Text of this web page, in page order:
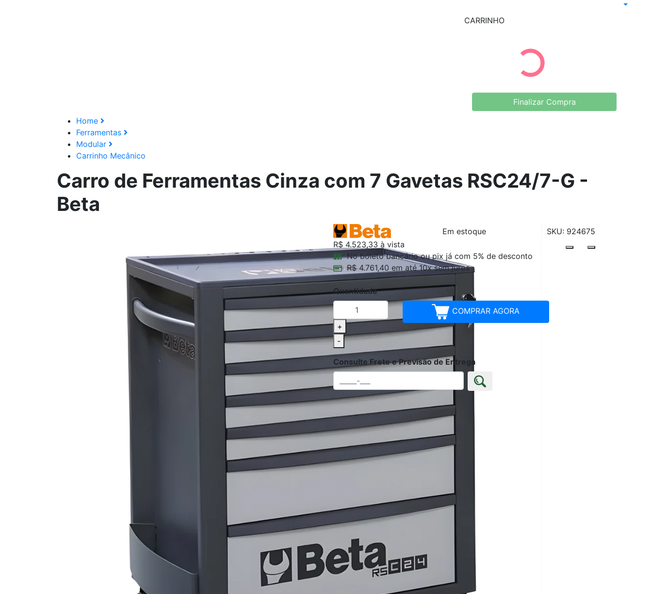
CARRINHO
Finalizar Compra
Home
Ferramentas
Modular
Carrinho Mecânico
Carro de Ferramentas Cinza com 7 Gavetas RSC24/7-G -
Beta
Em estoque
SKU: 924675
R$ 4.523,33 à vista
No boleto bancário ou pix já com 5% de desconto
R$ 4.761,40 em até 10x sem juros
Quantidade
+
-
COMPRAR AGORA
Consulte Frete e Previsão de Entrega